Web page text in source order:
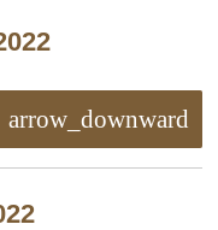
arrow_downward